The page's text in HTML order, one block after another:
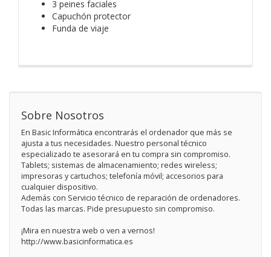
3 peines faciales
Capuchón protector
Funda de viaje
Sobre Nosotros
En Basic Informática encontrarás el ordenador que más se
ajusta a tus necesidades. Nuestro personal técnico
especializado te asesorará en tu compra sin compromiso.
Tablets; sistemas de almacenamiento; redes wireless;
impresoras y cartuchos; telefonía móvil; accesorios para
cualquier dispositivo.
Además con Servicio técnico de reparación de ordenadores.
Todas las marcas. Pide presupuesto sin compromiso.
¡Mira en nuestra web o ven a vernos!
http://www.basicinformatica.es